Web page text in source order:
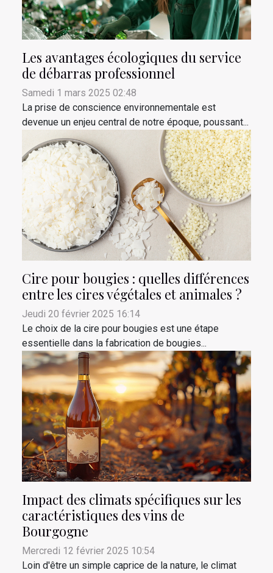
Les avantages écologiques du service
de débarras professionnel
Samedi 1 mars 2025 02:48
La prise de conscience environnementale est
devenue un enjeu central de notre époque, poussant...
Cire pour bougies : quelles différences
entre les cires végétales et animales ?
Jeudi 20 février 2025 16:14
Le choix de la cire pour bougies est une étape
essentielle dans la fabrication de bougies...
Impact des climats spécifiques sur les
caractéristiques des vins de
Bourgogne
Mercredi 12 février 2025 10:54
Loin d'être un simple caprice de la nature, le climat